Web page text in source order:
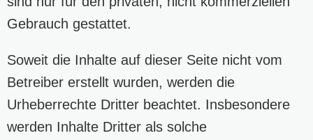
Gebrauch gestattet.
Soweit die Inhalte auf dieser Seite nicht vom
Betreiber erstellt wurden, werden die
Urheberrechte Dritter beachtet. Insbesondere
werden Inhalte Dritter als solche